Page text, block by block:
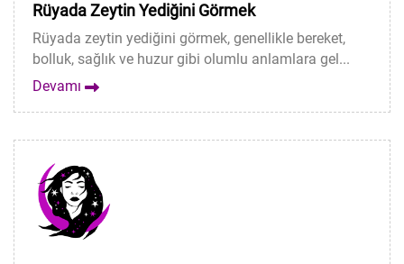
Rüyada Zeytin Yediğini Görmek
Rüyada zeytin yediğini görmek, genellikle bereket,
bolluk, sağlık ve huzur gibi olumlu anlamlara gel...
Devamı